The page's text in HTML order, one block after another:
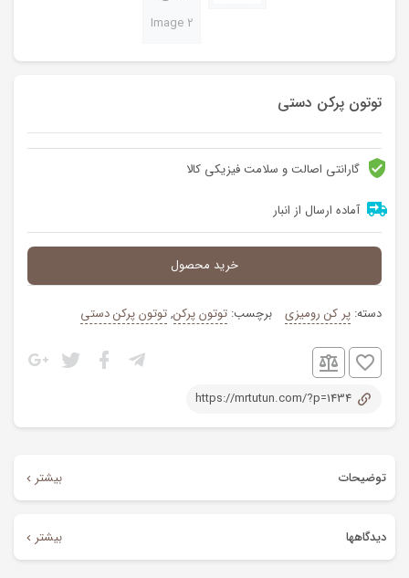
توتون پرکن دستی
گارانتی اصالت و سلامت فیزیکی کالا
آماده ارسال از انبار
خرید محصول
دسته: پر کن رومیزی برچسب: توتون پرکن,توتون پرکن دستی
https://mrtutun.com/?p=1434
توضیحات بیشتر
توتون‌پرکن دستی ابزاری ساده و کارآمد برای پر کردن سیگار با توتون
دیدگاهها بیشتر